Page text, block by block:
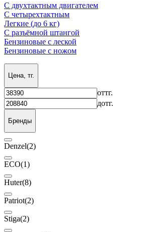
С двухтактным двигателем
С четырехтактным
Легкие (до 6 кг)
С разъёмной штангой
Бензиновые с леской
Бензиновые с ножом
Цена, тг.
оттг.
дотг.
Бренды
Denzel(2)
ECO(1)
Huter(8)
Patriot(2)
Stiga(2)